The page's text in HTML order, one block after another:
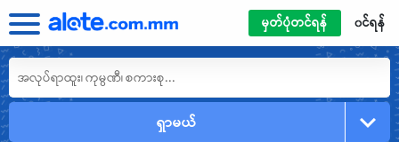
မှတ်ပုံတင်ရန် ၀င်ရန်
ရှာမယ်